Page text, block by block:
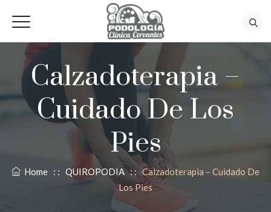
618 56 92 42
Calzadoterapia –
Cuidado De Los
Pies
Home : : QUIROPODIA: : Calzadoterapia – Cuidado De
Los Pies